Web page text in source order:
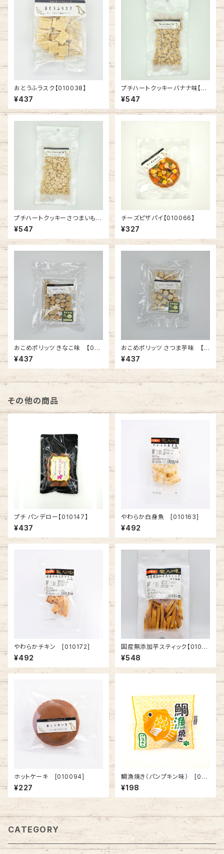
おとうふラスク【010038】
¥437
プチハートクッキーバナナ味【01
0036】
¥547
プチハートクッキーさつまいも味
【010177】
¥547
チーズピザパイ【010066】
¥327
おこめポリッツ きなこ味 【010
202】
¥437
おこめポリッツ さつま芋味 【0
00035】
¥437
その他の商品
プチ パンデロー【010147】
¥437
やわらか白身魚 [010163]
¥492
やわらかチキン [010172]
¥492
国産無添加芋スティック【0100
42】
¥548
ホットケーキ [010094]
¥227
鯛漁焼き（パンプキン味） [010
086]
¥198
CATEGORY